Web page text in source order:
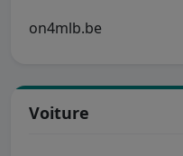
on4mlb.be
Voiture